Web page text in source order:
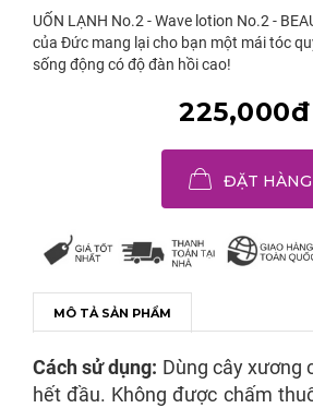
UỐN LẠNH No.2 - Wave lotion No.2 -
của Đức mang lại cho bạn một mái tóc
sống động có độ đàn hồi cao!
225,000đ
ĐẶT HÀNG
MÔ TẢ SẢN PHẨM
Cách sử dụng: Dùng cây xương
hết đầu. Không được chấm